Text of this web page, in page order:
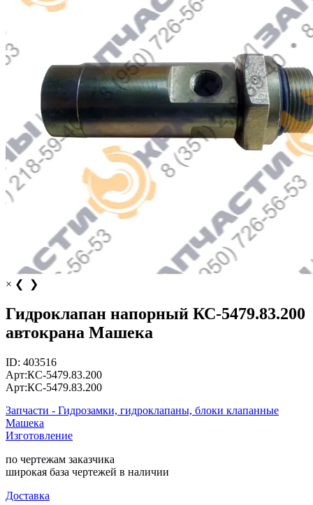
× ❮ ❯
Гидроклапан напорный КС-5479.83.200
автокрана Машека
ID: 403516
Арт:КС-5479.83.200
Арт:КС-5479.83.200
Запчасти - Гидрозамки, гидроклапаны, блоки клапанные
Машека
Изготовление
по чертежам заказчика
широкая база чертежей в наличии
Доставка